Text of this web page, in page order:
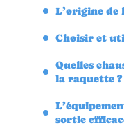
L’origine de
Choisir et
Quelles
la raquette ?
sortie